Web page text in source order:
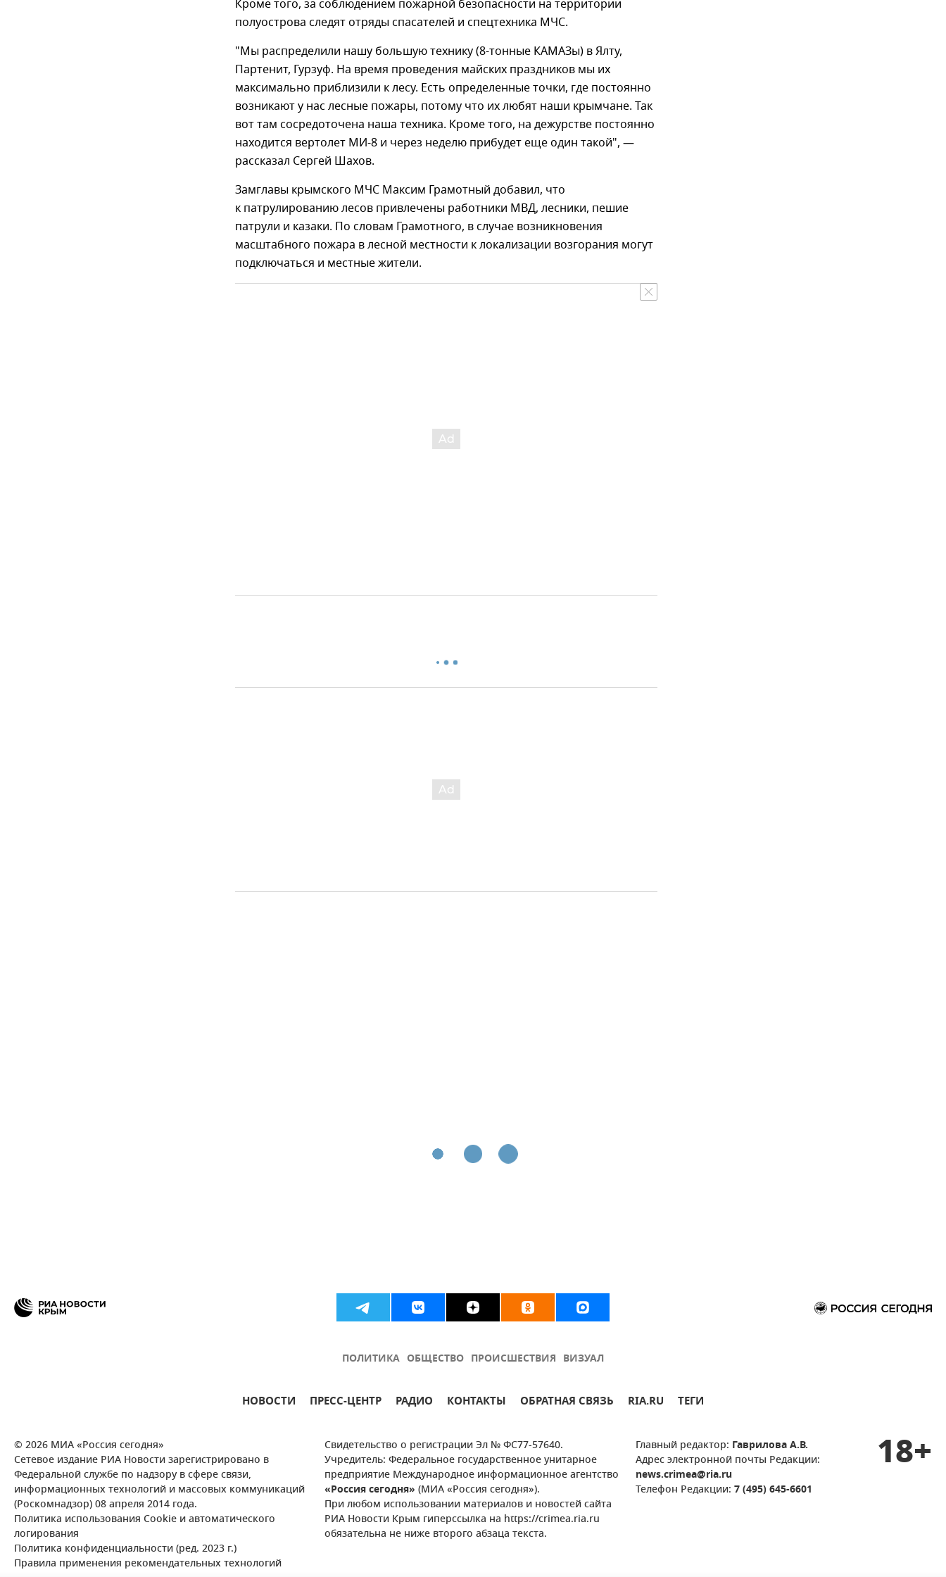
Кроме того, за соблюдением пожарной безопасности на территории
полуострова следят отряды спасателей и спецтехника МЧС.
"Мы распределили нашу большую технику (8-тонные КАМАЗы) в Ялту,
Партенит, Гурзуф. На время проведения майских праздников мы их
максимально приблизили к лесу. Есть определенные точки, где постоянно
возникают у нас лесные пожары, потому что их любят наши крымчане. Так
вот там сосредоточена наша техника. Кроме того, на дежурстве постоянно
находится вертолет МИ-8 и через неделю прибудет еще один такой", —
рассказал Сергей Шахов.
Замглавы крымского МЧС Максим Грамотный добавил, что
к патрулированию лесов привлечены работники МВД, лесники, пешие
патрули и казаки. По словам Грамотного, в случае возникновения
масштабного пожара в лесной местности к локализации возгорания могут
подключаться и местные жители.
ПОЛИТИКА ОБЩЕСТВО ПРОИСШЕСТВИЯ ВИЗУАЛ
НОВОСТИ ПРЕСС-ЦЕНТР РАДИО КОНТАКТЫ ОБРАТНАЯ СВЯЗЬ RIA.RU ТЕГИ
© 2026 МИА «Россия сегодня»
Сетевое издание РИА Новости зарегистрировано в
Федеральной службе по надзору в сфере связи,
информационных технологий и массовых коммуникаций
(Роскомнадзор) 08 апреля 2014 года.
Политика использования Cookie и автоматического
логирования
Политика конфиденциальности (ред. 2023 г.)
Правила применения рекомендательных технологий
Свидетельство о регистрации Эл № ФС77-57640.
Учредитель: Федеральное государственное унитарное
предприятие Международное информационное агентство
«Россия сегодня» (МИА «Россия сегодня»).
При любом использовании материалов и новостей сайта
РИА Новости Крым гиперссылка на https://crimea.ria.ru
обязательна не ниже второго абзаца текста.
Главный редактор: Гаврилова А.В.
Адрес электронной почты Редакции:
news.crimea@ria.ru
Телефон Редакции: 7 (495) 645-6601
18+